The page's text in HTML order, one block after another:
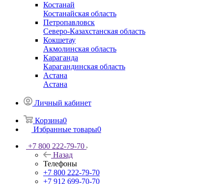
Костанай
Костанайская область
Петропавловск
Северо-Казахстанская область
Кокшетау
Акмолинская область
Караганда
Карагандинская область
Астана
Астана
Личный кабинет
Корзина0
Избранные товары0
+7 800 222-79-70
Назад
Телефоны
+7 800 222-79-70
+7 912 699-70-70